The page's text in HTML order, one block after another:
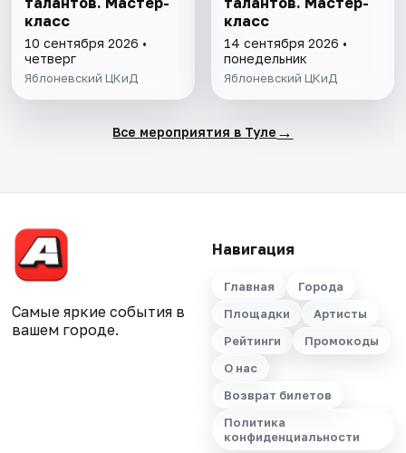
класс
10 сентября 2026 •
четверг
Яблоневский ЦКиД
класс
14 сентября 2026 •
понедельник
Яблоневский ЦКиД
Все мероприятия в Туле →
Самые яркие события в
вашем городе.
Навигация
Главная
Города
Площадки
Артисты
Рейтинги
Промокоды
О нас
Возврат билетов
Политика
конфиденциальности